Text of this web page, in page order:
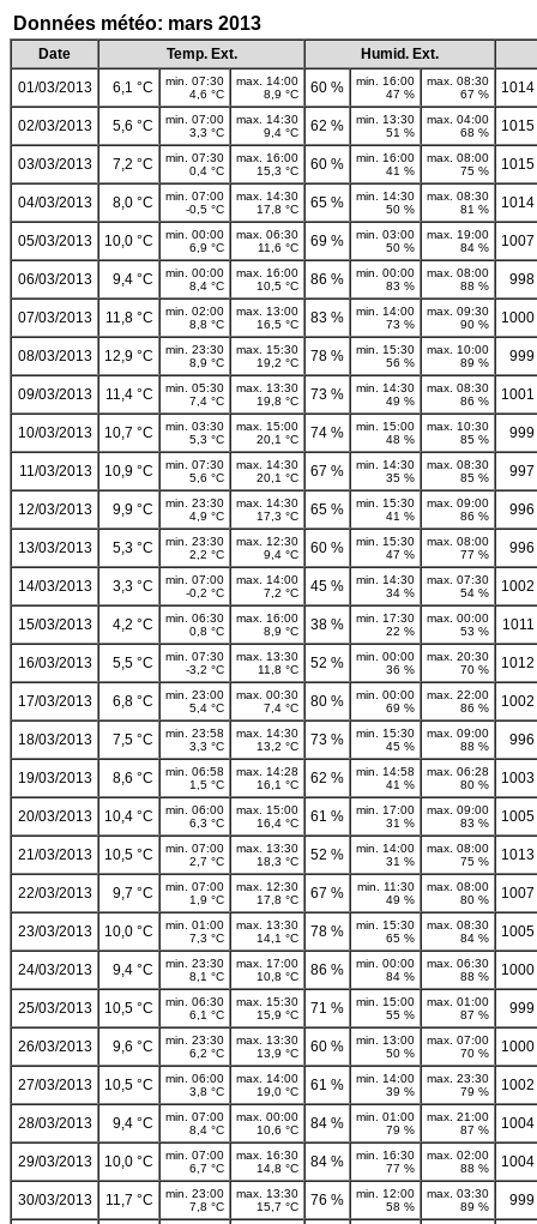
Données météo: mars 2013
Date Temp. Ext.
Humid. Ext.
01/03/2013
6,1 °C
min. 07:30
4,6 °C
max. 14:00
8,9 °C
60 %
min. 16:00
47 %
max. 08:30
67 %
02/03/2013 5,6 °C
min. 07:00
3,3 °C
max. 14:30
9,4 °C
62 %
min. 13:30
51 %
max. 04:00
68 %
03/03/2013 7,2 °C
min. 07:30
0,4 °C
max. 16:00
15,3 °C
60 %
min. 16:00
41 %
max. 08:00
75 %
04/03/2013 8,0 °C
min. 07:00
-0,5 °C
max. 14:30
17,8 °C
65 %
min. 14:30
50 %
max. 08:30
81 %
05/03/2013 10,0 °C
min. 00:00
6,9 °C
max. 06:30
11,6 °C
69 %
min. 03:00
50 %
max. 19:00
84 %
06/03/2013 9,4 °C
min. 00:00
8,4 °C
max. 16:00
10,5 °C
86 %
min. 00:00
83 %
max. 08:00
88 %
998
07/03/2013 11,8 °C
min. 02:00
8,8 °C
max. 13:00
16,5 °C
83 %
min. 14:00
73 %
max. 09:30
90 %
08/03/2013 12,9 °C
min. 23:30
8,9 °C
max. 15:30
19,2 °C
78 %
min. 15:30
56 %
max. 10:00
89 %
999
09/03/2013 11,4 °C
min. 05:30
7,4 °C
max. 13:30
19,8 °C
73 %
min. 14:30
49 %
max. 08:30
86 %
10/03/2013 10,7 °C
min. 03:30
5,3 °C
max. 15:00
20,1 °C
74 %
min. 15:00
48 %
max. 10:30
85 %
999
11/03/2013 10,9 °C
min. 07:30
5,6 °C
max. 14:30
20,1 °C
67 %
min. 14:30
35 %
max. 08:30
85 %
997
12/03/2013 9,9 °C
min. 23:30
4,9 °C
max. 14:30
17,3 °C
65 %
min. 15:30
41 %
max. 09:00
86 %
996
13/03/2013 5,3 °C
min. 23:30
2,2 °C
max. 12:30
9,4 °C
60 %
min. 15:30
47 %
max. 08:00
77 %
996
14/03/2013 3,3 °C
min. 07:00
-0,2 °C
max. 14:00
7,2 °C
45 %
min. 14:30
34 %
max. 07:30
54 %
15/03/2013 4,2 °C
min. 06:30
0,8 °C
max. 16:00
8,9 °C
38 %
min. 17:30
22 %
max. 00:00
53 %
16/03/2013 5,5 °C
min. 07:30
-3,2 °C
max. 13:30
11,8 °C
52 %
min. 00:00
36 %
max. 20:30
70 %
17/03/2013 6,8 °C
min. 23:00
5,4 °C
max. 00:30
7,4 °C
80 %
min. 00:00
69 %
max. 22:00
86 %
18/03/2013 7,5 °C
min. 23:58
3,3 °C
max. 14:30
13,2 °C
73 %
min. 15:30
45 %
max. 09:00
88 %
996
19/03/2013 8,6 °C
min. 06:58
1,5 °C
max. 14:28
16,1 °C
62 %
min. 14:58
41 %
max. 06:28
80 %
20/03/2013 10,4 °C
min. 06:00
6,3 °C
max. 15:00
16,4 °C
61 %
min. 17:00
31 %
max. 09:00
83 %
21/03/2013 10,5 °C
min. 07:00
2,7 °C
max. 13:30
18,3 °C
52 %
min. 14:00
31 %
max. 08:00
75 %
22/03/2013 9,7 °C
min. 07:00
1,9 °C
max. 12:30
17,8 °C
67 %
min. 11:30
49 %
max. 08:00
80 %
23/03/2013 10,0 °C
min. 01:00
7,3 °C
max. 13:30
14,1 °C
78 %
min. 15:30
65 %
max. 08:30
84 %
24/03/2013 9,4 °C
min. 23:30
8,1 °C
max. 17:00
10,8 °C
86 %
min. 00:00
84 %
max. 06:30
88 %
25/03/2013 10,5 °C
min. 06:30
6,1 °C
max. 15:30
15,9 °C
71 %
min. 15:00
55 %
max. 01:00
87 %
999
26/03/2013 9,6 °C
min. 23:30
6,2 °C
max. 13:30
13,9 °C
60 %
min. 13:00
50 %
max. 07:00
70 %
27/03/2013 10,5 °C
min. 06:00
3,8 °C
max. 14:00
19,0 °C
61 %
min. 14:00
39 %
max. 23:30
79 %
28/03/2013 9,4 °C
min. 07:00
8,4 °C
max. 00:00
10,6 °C
84 %
min. 01:00
79 %
max. 21:00
87 %
29/03/2013 10,0 °C
min. 07:00
6,7 °C
max. 16:30
14,8 °C
84 %
min. 16:30
77 %
max. 02:00
88 %
30/03/2013 11,7 °C
min. 23:00
7,8 °C
max. 13:30
15,7 °C
76 %
min. 12:00
58 %
max. 03:30
89 %
999